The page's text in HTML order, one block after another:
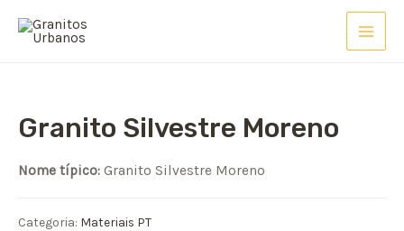
Granito Silvestre Moreno
Nome típico: Granito Silvestre Moreno
Categoria: Materiais PT